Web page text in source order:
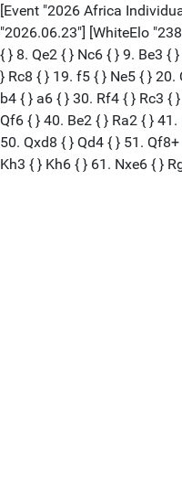
[Event "2026 Africa
"2026.06.23"] [WhiteElo
{ } 8. Qe2 { } Nc6 { } 9. Be3 {
} Rc8 { } 19. f5 { } Ne5 { } 20.
b4 { } a6 { } 30. Rf4 { } Rc3 {
Qf6 { } 40. Be2 { } Ra2 { }
50. Qxd8 { } Qd4 { } 51.
Kh3 { } Kh6 { } 61. Nxe6 { }